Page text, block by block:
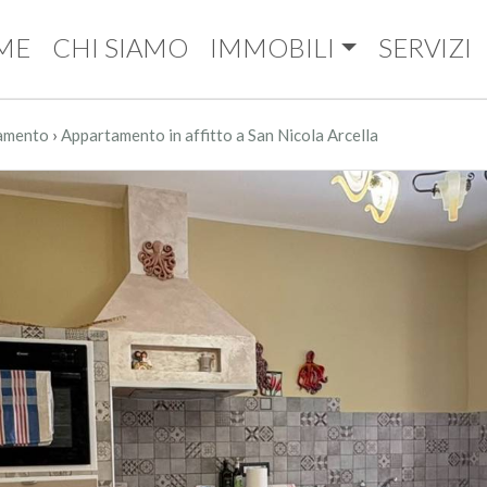
CHI SIAMO IMMOBILI SERVIZI
› Appartamento in affitto a San Nicola Arcella